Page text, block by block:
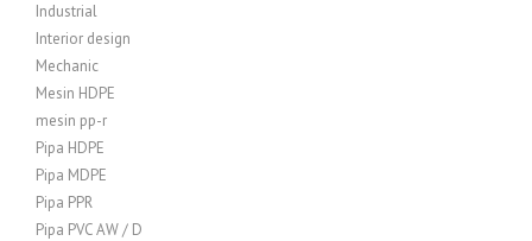
Industrial
Interior design
Mechanic
Mesin HDPE
mesin pp-r
Pipa HDPE
Pipa MDPE
Pipa PPR
Pipa PVC AW / D